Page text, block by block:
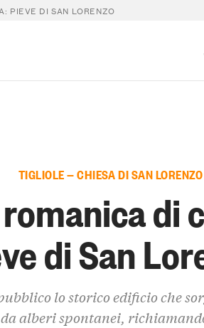
PIEVE DI SAN LORENZO
TIGLIOLE — CHIESA DI SAN LORENZO
di
di San
lo storico edificio che
alberi spontanei,